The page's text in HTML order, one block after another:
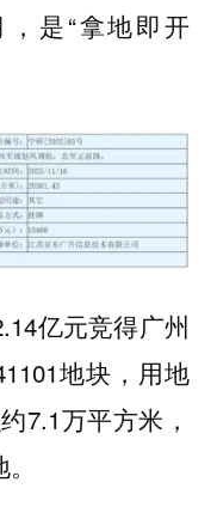
是“拿地即开
亿元竞得广州
地块，用地
7.1万平方米，